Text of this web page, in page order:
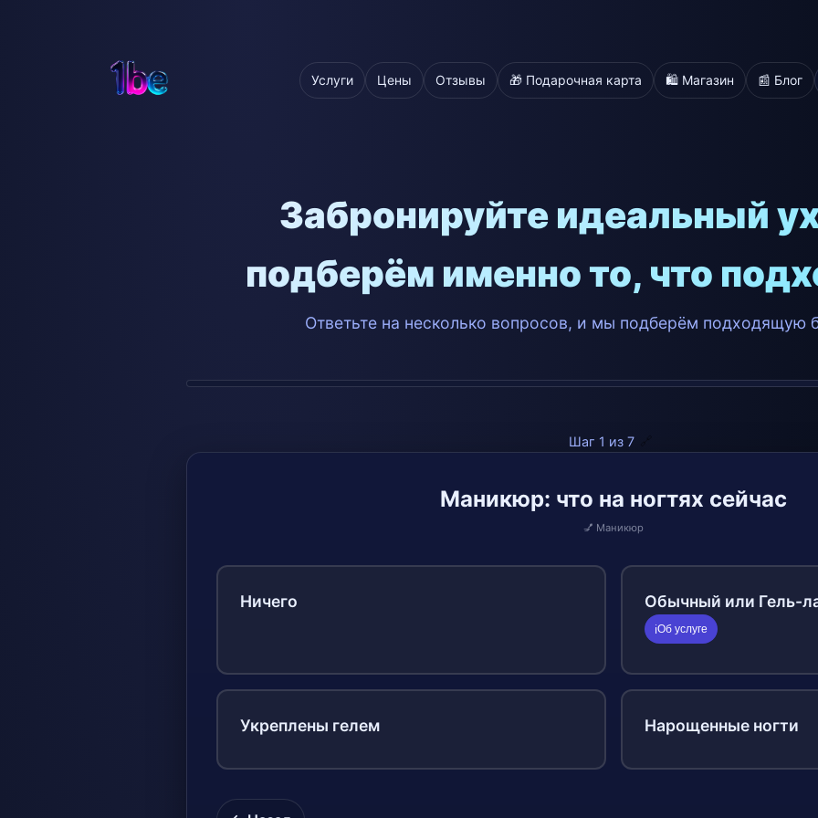
Услуги Цены Отзывы 🎁 Подарочная карта 🛍️ Магазин 📰 Блог
Забронируйте идеальный
подберём именно то, что
Ответьте на несколько вопросов, и мы подберём подходящую
Шаг 1 из 7
Маникюр: что на ногтях сейчас
💅 Маникюр
Ничего Обычный или Гель-
ℹ️Об услуге
Укреплены гелем Нарощенные ногти